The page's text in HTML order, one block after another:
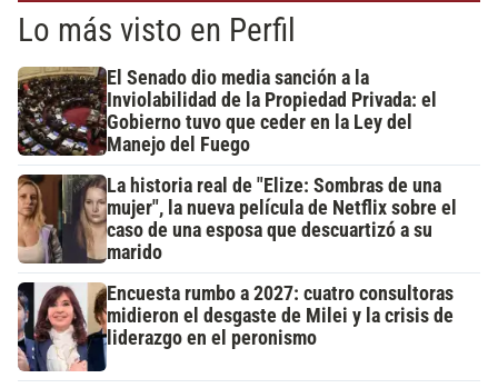
Lo más visto en Perfil
El Senado dio media sanción a la
Inviolabilidad de la Propiedad Privada: el
Gobierno tuvo que ceder en la Ley del
Manejo del Fuego
La historia real de "Elize: Sombras de una
mujer", la nueva película de Netflix sobre el
caso de una esposa que descuartizó a su
marido
Encuesta rumbo a 2027: cuatro consultoras
midieron el desgaste de Milei y la crisis de
liderazgo en el peronismo